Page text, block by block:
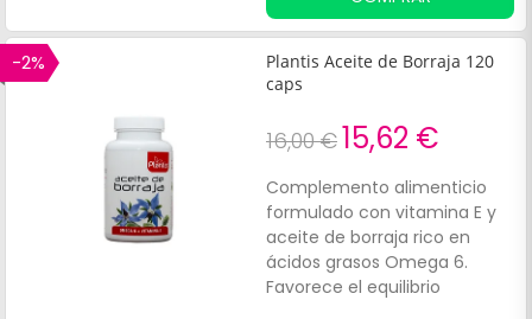
cubrir los requerimientos
nutricionales de nuestro
organismo. El Granero aceite
de borraja es un
aceite de borraja, obtenido
de la primera presión en frío
que ha sido utilizado
tradicionalmente para
ayudar al sistema hormonal
femenino de forma natural.
¡Siente los beneficios de El
Granero aceite de borraja!
-2%
Plantis Aceite de Borraja 120
caps
16,00 €15,62 €
Complemento alimenticio
formulado con vitamina E y
aceite de borraja rico en
ácidos grasos Omega 6.
Favorece el equilibrio